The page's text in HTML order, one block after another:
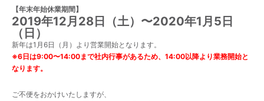
【年末年始休業期間】
2019年12月28日（土）〜2020年1月5日
（日）
新年は1月6日（月）より営業開始となります。
※6日は9:00〜14:00まで社内行事があるため、14:00以降より業務開始と
なります。
ご不便をおかけいたしますが、